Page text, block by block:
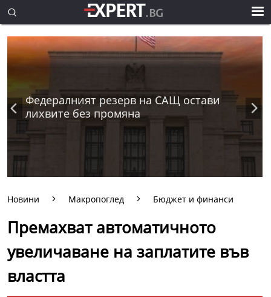
Федералният резерв на САЩ остави
лихвите без промяна
Новини Макропоглед Бюджет и финанси
Премахват автоматичното
увеличаване на заплатите във
властта